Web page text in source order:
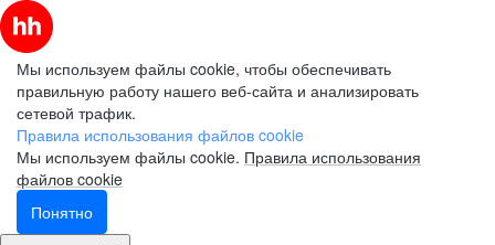
Мы используем файлы cookie, чтобы обеспечивать
правильную работу нашего веб-сайта и анализировать
сетевой трафик.
Правила использования файлов cookie
Мы используем файлы cookie. Правила использования
файлов cookie
Понятно